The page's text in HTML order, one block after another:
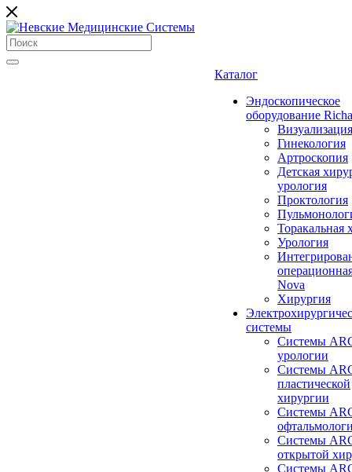
Каталог
Эндоскопическое
оборудование
Визуализация
Гинекология
Артроскопия
Детская
урология
Проктология
Торакальная
Урология
Nova
Хирургия
системы
Системы
урологии
Системы
пластической
хирургии
Системы
Системы
открытой
Системы